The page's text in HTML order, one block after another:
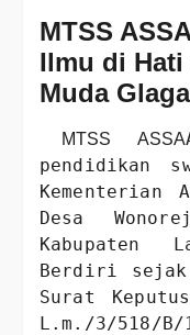
MTSS
Ilmu di Hati
Muda
MTSS ASSA
pendidikan
Desa
Kabupaten
Berdiri sejak
Surat
L.m./3/